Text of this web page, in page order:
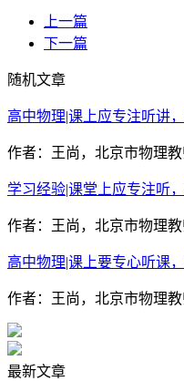
上一篇
下一篇
随机文章
高中物理|课上应专注听讲
作者：王尚，北京市物理
学习经验|课堂上应专注听
作者：王尚，北京市物理
高中物理|课上要专心听课
作者：王尚，北京市物理
最新文章